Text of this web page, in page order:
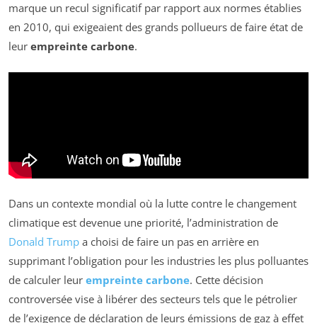
marque un recul significatif par rapport aux normes établies
en 2010, qui exigeaient des grands pollueurs de faire état de
leur empreinte carbone.
Dans un contexte mondial où la lutte contre le changement
climatique est devenue une priorité, l’administration de
Donald Trump a choisi de faire un pas en arrière en
supprimant l’obligation pour les industries les plus polluantes
de calculer leur empreinte carbone. Cette décision
controversée vise à libérer des secteurs tels que le pétrolier
de l’exigence de déclaration de leurs émissions de gaz à effet